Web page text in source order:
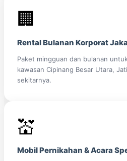
🏢
Rental Bulanan Korporat
Paket mingguan dan bulanan
kawasan Cipinang Besar Utara,
sekitarnya.
💒
Mobil Pernikahan & Acara